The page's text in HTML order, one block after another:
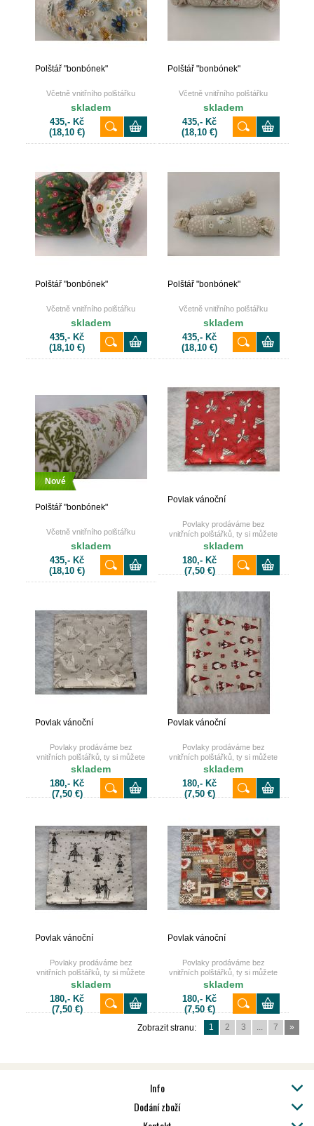
Polštář "bonbónek"
Včetně vnitřního polštářku
skladem
435,- Kč
(18,10 €)
Polštář "bonbónek"
Včetně vnitřního polštářku
skladem
435,- Kč
(18,10 €)
Polštář "bonbónek"
Včetně vnitřního polštářku
skladem
435,- Kč
(18,10 €)
Polštář "bonbónek"
Včetně vnitřního polštářku
skladem
435,- Kč
(18,10 €)
Nové
Polštář "bonbónek"
Včetně vnitřního polštářku
skladem
435,- Kč
(18,10 €)
Povlak vánoční
Povlaky prodáváme bez
vnitřních polštářků, ty si můžete
také dokoupit u nás na e-shopu.
skladem
180,- Kč
(7,50 €)
Povlak vánoční
Povlaky prodáváme bez
vnitřních polštářků, ty si můžete
také dokoupit u nás na e-shopu.
skladem
180,- Kč
(7,50 €)
Povlak vánoční
Povlaky prodáváme bez
vnitřních polštářků, ty si můžete
také dokoupit u nás na e-shopu.
skladem
180,- Kč
(7,50 €)
Povlak vánoční
Povlaky prodáváme bez
vnitřních polštářků, ty si můžete
také dokoupit u nás na e-shopu.
skladem
180,- Kč
(7,50 €)
Povlak vánoční
Povlaky prodáváme bez
vnitřních polštářků, ty si můžete
také dokoupit u nás na e-shopu.
skladem
180,- Kč
(7,50 €)
Zobrazit stranu: 1 2 3 ... 7 »
Info
Dodání zboží